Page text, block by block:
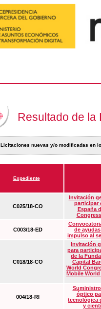
Resultado de la
Licitaciones nuevas y/o modificadas en
Expediente
C025/18-CO
Invitación
participar
España
C003/18-ED
de
impulso al
C018/18-CO
Invitación
para
de la
Capital
World
Mobile
004/18-RI
óptico
tecnológica
y